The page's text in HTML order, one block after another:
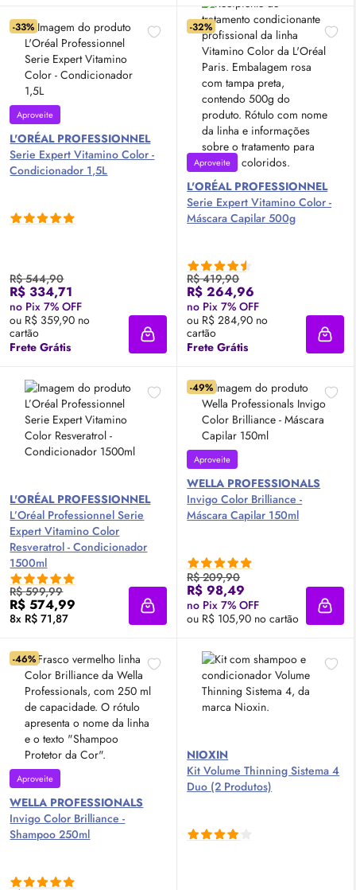
-33%
Aproveite
L'ORÉAL PROFESSIONNEL
Serie Expert Vitamino Color -
Condicionador 1,5L
R$ 544,90
R$ 334,71
no Pix 7% OFF
ou R$ 359,90 no
cartão
Frete Grátis
Adicionar à sacola
-32%
Aproveite
L'ORÉAL PROFESSIONNEL
Serie Expert Vitamino Color -
Máscara Capilar 500g
R$ 419,90
R$ 264,96
no Pix 7% OFF
ou R$ 284,90 no
cartão
Frete Grátis
L'ORÉAL PROFESSIONNEL
L’Oréal Professionnel Serie
Expert Vitamino Color
Resveratrol - Condicionador
1500ml
R$ 599,99
R$ 574,99
8x R$ 71,87 Adicionar à sacola
-49%
Aproveite
WELLA PROFESSIONALS
Invigo Color Brilliance -
Máscara Capilar 150ml
R$ 209,90
R$ 98,49
no Pix 7% OFF
ou R$ 105,90 no cartão
-46%
Aproveite
WELLA PROFESSIONALS
Invigo Color Brilliance -
Shampoo 250ml
NIOXIN
Kit Volume Thinning Sistema 4
Duo (2 Produtos)